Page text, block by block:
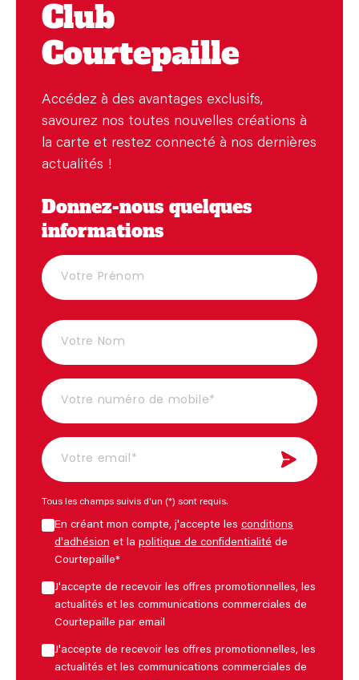
Club
Courtepaille
Accédez à des avantages exclusifs,
savourez nos toutes nouvelles créations à
la carte et restez connecté à nos dernières
actualités !
Donnez-nous quelques
informations
Tous les champs suivis d'un (*) sont requis.
En créant mon compte, j'accepte les conditions
d'adhésion et la politique de confidentialité de
Courtepaille*
J'accepte de recevoir les offres promotionnelles, les
actualités et les communications commerciales de
Courtepaille par email
J'accepte de recevoir les offres promotionnelles, les
actualités et les communications commerciales de